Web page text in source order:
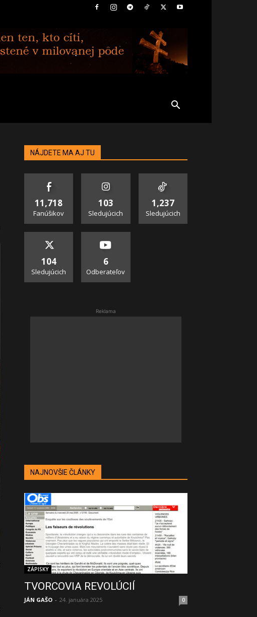
NÁJDETE MA AJ TU
11,718
Fanúšikov
103
Sledujúcich
1,237
Sledujúcich
104
Sledujúcich
6
Odberateľov
Reklama
NAJNOVŠIE ČLÁNKY
ZÁPISKY
TVORCOVIA REVOLÚCIÍ
JÁN GAŠO - 24. januára 2025 0